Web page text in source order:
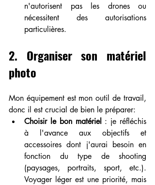
n'autorisent pas les drones ou
nécessitent des autorisations
particulières.
2. Organiser son matériel
photo
Mon équipement est mon outil de travail,
donc il est crucial de bien le préparer:
Choisir le bon matériel : je réfléchis
à l'avance aux objectifs et
accessoires dont j'aurai besoin en
fonction du type de shooting
(paysages, portraits, sport, etc.).
Voyager léger est une priorité, mais